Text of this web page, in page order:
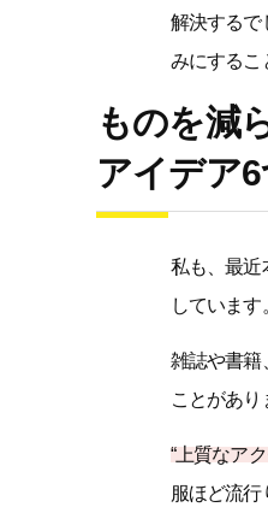
解決するで
みにするこ
ものを減
アイデア6
私も、最近
しています
雑誌や書籍
ことがあり
“上質なア
服ほど流